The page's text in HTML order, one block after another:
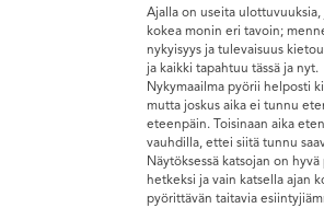
Ajalla on useita ulottuvuuksia,
kokea monin eri tavoin;
nykyisyys ja tulevaisuus
ja kaikki tapahtuu tässä ja nyt.
Nykymaailma pyörii helposti
mutta joskus aika ei tunnu
eteenpäin. Toisinaan aika
vauhdilla, ettei siitä tunnu
Näytöksessä katsojan on hyvä
hetkeksi ja vain katsella ajan
pyörittävän taitavia